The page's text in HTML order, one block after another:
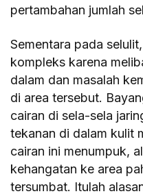
pertambahan jumlah
Sementara pada
kompleks karena
dalam dan masalah
di area tersebut.
cairan di sela-sela
tekanan di dalam kulit
cairan ini menumpuk,
kehangatan ke area
tersumbat. Itulah